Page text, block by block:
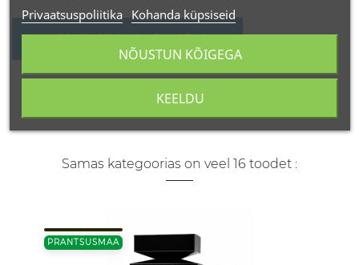
KIRJUTAGE OMA ARVUSTUS
Samas kategoorias on veel 16 toodet :
PRANTSUSMAA
Privaatsuspoliitika Kohanda küpsiseid
KEELDU
NÕUSTUN KÕIGEGA